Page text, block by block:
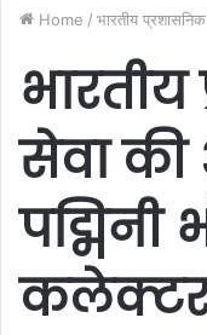
Home / भारतीय
सेवा की
पद्मिनी